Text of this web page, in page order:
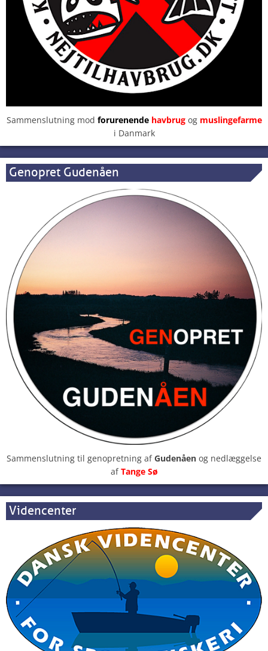
Sammenslutning mod forurenendehavbrugog muslingefarme
i Danmark
Genopret Gudenåen
Sammenslutning til genopretning afGudenåen og nedlæggelse
afTange Sø
Videncenter